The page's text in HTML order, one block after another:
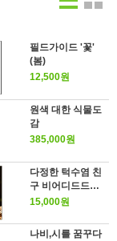
필드가이드 '꽃'
(봄)
12,500원
원색 대한 식물도
감
385,000원
다정한 턱수염 친
구 비어디드드래
곤
15,000원
나비,시를 꿈꾸다